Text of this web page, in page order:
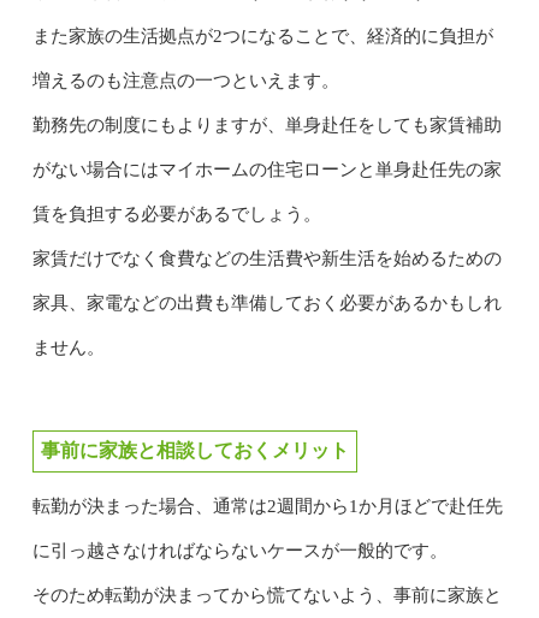
また家族の生活拠点が2つになることで、経済的に負担が
増えるのも注意点の一つといえます。
勤務先の制度にもよりますが、単身赴任をしても家賃補助
がない場合にはマイホームの住宅ローンと単身赴任先の家
賃を負担する必要があるでしょう。
家賃だけでなく食費などの生活費や新生活を始めるための
家具、家電などの出費も準備しておく必要があるかもしれ
ません。
事前に家族と相談しておくメリット
転勤が決まった場合、通常は2週間から1か月ほどで赴任先
に引っ越さなければならないケースが一般的です。
そのため転勤が決まってから慌てないよう、事前に家族と